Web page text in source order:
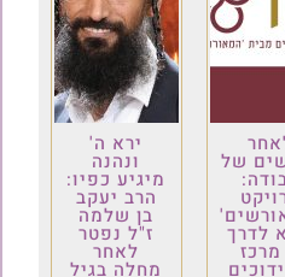
של
לדרך
ירא ה'
ונהנה
מיגיע כפיו:
הרב יעקב
בן שלמה
ז"ל נפטר
לאחר
מחלה בגיל